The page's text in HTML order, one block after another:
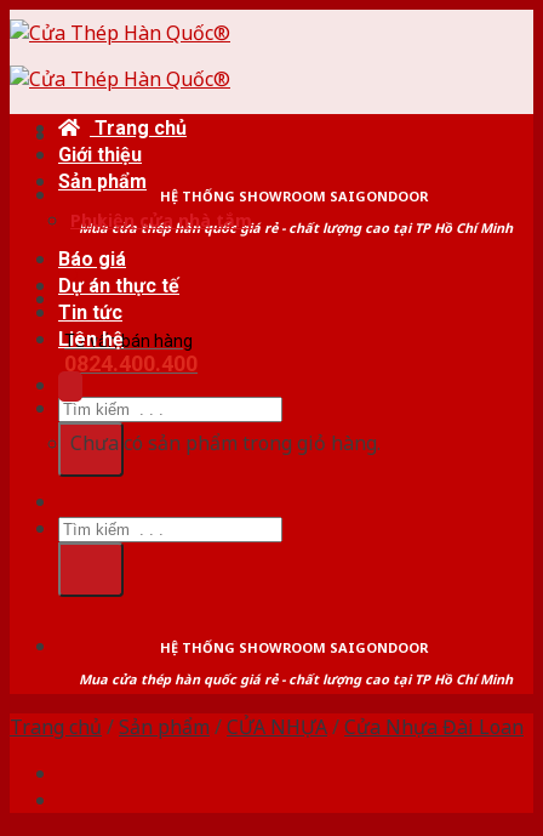
Skip
content
HỆ THỐNG SHOWROOM SAIGONDOOR
Mua cửa thép hàn quốc giá rẻ - chất lượng cao tại TP Hồ Chí Minh
Tư vấn bán hàng
0824.400.400
Tìm
kiếm:
Trang chủ
Giới thiệu
Sản phẩm
Phụ kiện cửa nhà tắm
Báo giá
Dự án thực tế
Tin tức
Liên hệ
Chưa có sản phẩm trong giỏ hàng.
Tìm
kiếm:
HỆ THỐNG SHOWROOM SAIGONDOOR
Mua cửa thép hàn quốc giá rẻ - chất lượng cao tại TP Hồ Chí Minh
Trang chủ /Sản phẩm /CỬA NHỰA/Cửa Nhựa Đài Loan